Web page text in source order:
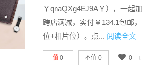
￥qnaQXg4EJ9A￥），一起
跨店满减，实付￥134.1包邮
位+相片位）。点... 阅读全文
值 0 不值 0 0